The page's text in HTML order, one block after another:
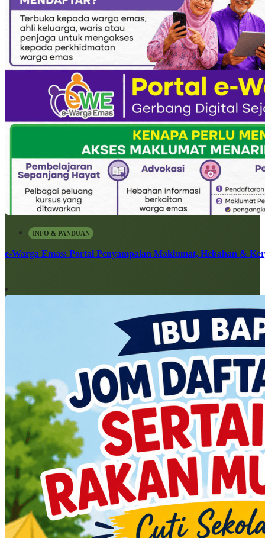
INFO & PANDUAN
e-Warga Emas: Portal Penyampaian Maklumat, Hebahan &